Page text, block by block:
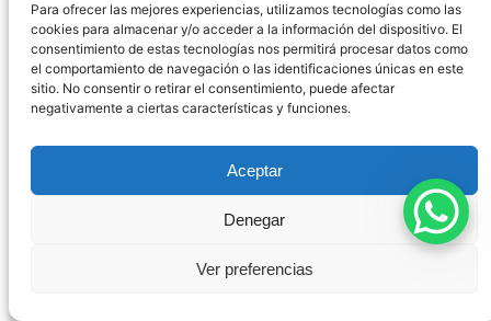
Para ofrecer las mejores experiencias, utilizamos tecnologías como las
cookies para almacenar y/o acceder a la información del dispositivo. El
consentimiento de estas tecnologías nos permitirá procesar datos como
el comportamiento de navegación o las identificaciones únicas en este
sitio. No consentir o retirar el consentimiento, puede afectar
negativamente a ciertas características y funciones.
Aceptar
Denegar
Ver preferencias
¿Si me acusan de un
delito semipúblico,
puede retirarse la
denuncia y archivarse